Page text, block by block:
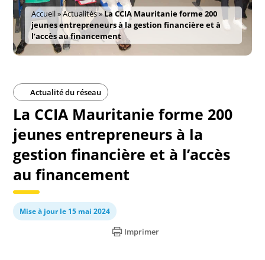
Accueil»Actualités»La CCIA Mauritanie forme 200
jeunes entrepreneurs à la gestion financière et à
l’accès au financement
Actualité du réseau
La CCIA Mauritanie forme 200
jeunes entrepreneurs à la
gestion financière et à l’accès
au financement
Mise à jour le 15 mai 2024
Imprimer